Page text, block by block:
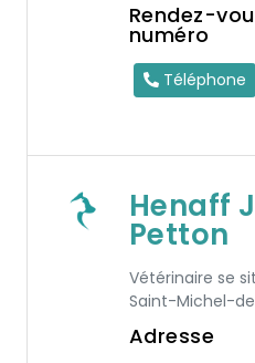
Rendez-
numéro
Téléphone
Henaff
Petton
Vétérinaire se
Saint-Michel-
Adresse